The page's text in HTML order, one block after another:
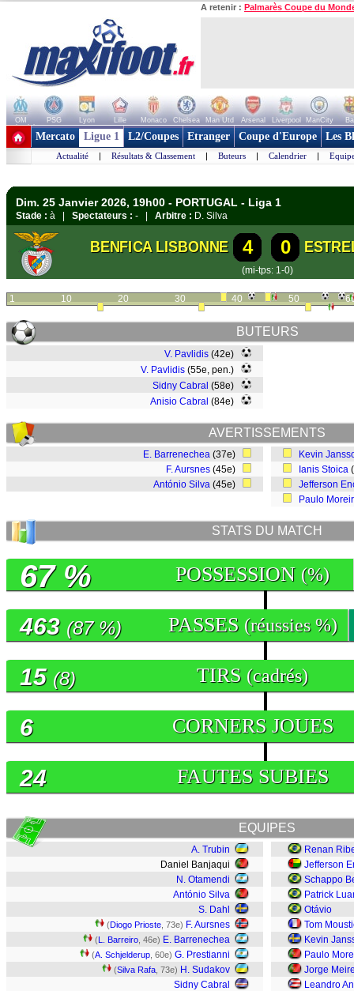
A retenir : Palmarès Coupe du
OM PSG Lyon Lille Monaco Chelsea Man Utd Arsenal Liverpool ManCity
+ de clubs
Mercato Ligue 1 L2/Coupes Etranger Coupe d'Europe Les
Actualité | Résultats & Classement | Buteurs | Calendrier |
Dim. 25 Janvier 2026, 19h00 - PORTUGAL - Liga 1
Stade : à | Spectateurs : - | Arbitre : D. Silva
BENFICA LISBONNE 4 0
(mi-tps: 1-0)
1 10 20 30 40 50
BUTEURS
V. Pavlidis (42e)
V. Pavlidis (55e, pen.)
Sidny Cabral (58e)
Anisio Cabral (84e)
AVERTISSEMENTS
E. Barrenechea (37e)
F. Aursnes (45e)
António Silva (45e)
Kevin
Ianis Stoica
Jefferson
Paulo
STATS DU MATCH
POSSESSION (%)
67 %
PASSES (réussies %)
463 (87 %)
TIRS (cadrés)
15 (8)
CORNERS JOUES
6
FAUTES SUBIES
24
EQUIPES
A. Trubin
Daniel Banjaqui
N. Otamendi
António Silva
S. Dahl
(Diogo Prioste , 73e) F. Aursnes
(L. Barreiro , 46e) E. Barrenechea
(A. Schjelderup , 60e) G. Prestianni
(Silva Rafa , 73e) H. Sudakov
Sidny Cabral
Renan
Jefferson
Schappo
Patrick
Otávio
Tom
Kevin
Paulo
Jorge
Leandro